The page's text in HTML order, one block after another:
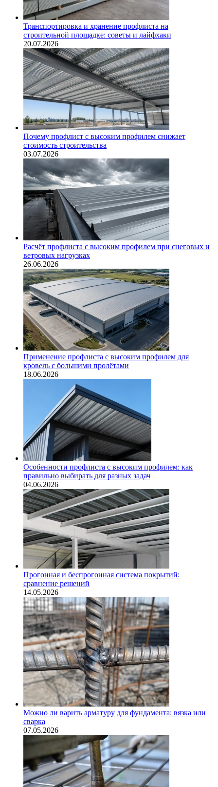
Транспортировка и хранение профлиста на
строительной площадке: советы и лайфхаки
20.07.2026
Почему профлист с высоким профилем снижает
стоимость строительства
03.07.2026
Расчёт профлиста с высоким профилем при снеговых и
ветровых нагрузках
26.06.2026
Применение профлиста с высоким профилем для
кровель с большими пролётами
18.06.2026
Особенности профлиста с высоким профилем: как
правильно выбирать для разных задач
04.06.2026
Прогонная и беспрогонная система покрытий:
сравнение решений
14.05.2026
Можно ли варить арматуру для фундамента: вязка или
сварка
07.05.2026